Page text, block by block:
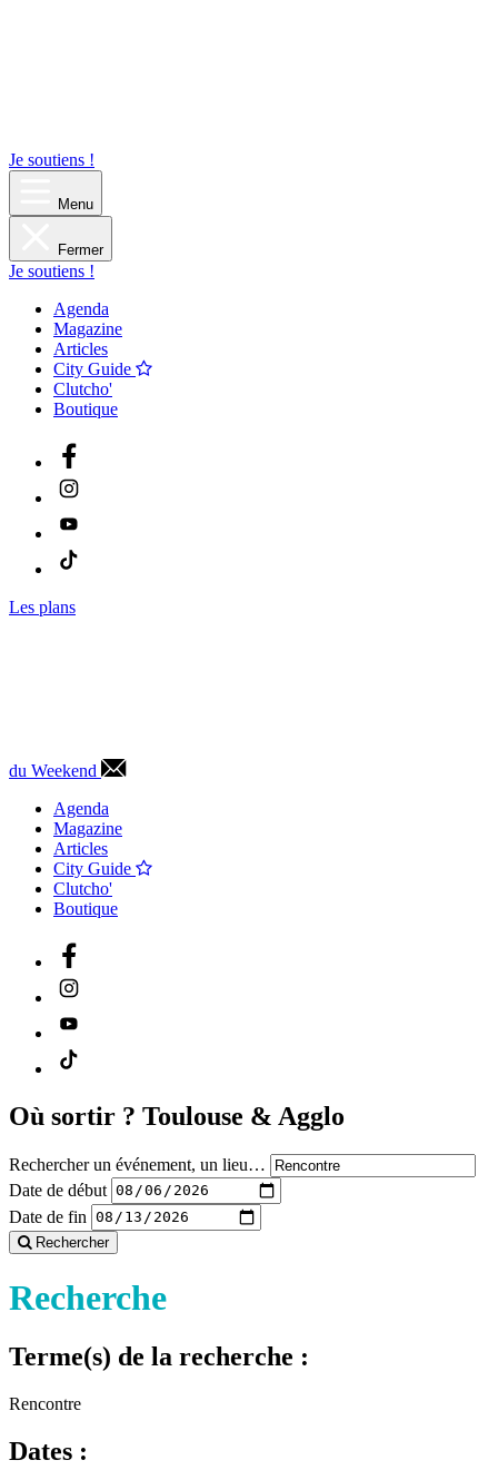
Je soutiens !
Menu
Fermer
Je soutiens !
Agenda
Magazine
Articles
City Guide
Clutcho'
Boutique
Les plans
du Weekend
Agenda
Magazine
Articles
City Guide
Clutcho'
Boutique
Où sortir ? Toulouse & Agglo
Rechercher un événement, un lieu…
Date de début
Date de fin
Rechercher
Recherche
Terme(s) de la recherche :
Rencontre
Dates :